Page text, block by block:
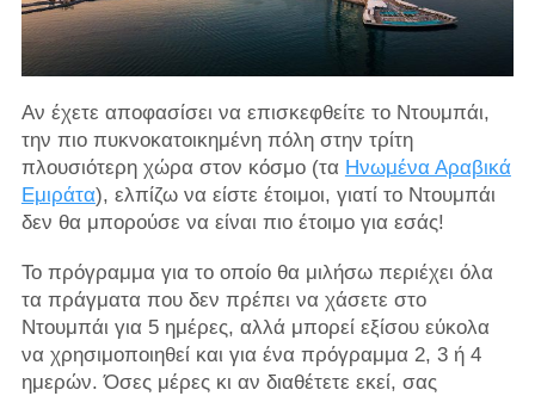
Αν έχετε αποφασίσει να επισκεφθείτε το Ντουμπάι,
την πιο πυκνοκατοικημένη πόλη στην τρίτη
πλουσιότερη χώρα στον κόσμο (τα Ηνωμένα Αραβικά
Εμιράτα), ελπίζω να είστε έτοιμοι, γιατί το Ντουμπάι
δεν θα μπορούσε να είναι πιο έτοιμο για εσάς!
Το πρόγραμμα για το οποίο θα μιλήσω περιέχει όλα
τα πράγματα που δεν πρέπει να χάσετε στο
Ντουμπάι για 5 ημέρες, αλλά μπορεί εξίσου εύκολα
να χρησιμοποιηθεί και για ένα πρόγραμμα 2, 3 ή 4
ημερών. Όσες μέρες κι αν διαθέτετε εκεί, σας